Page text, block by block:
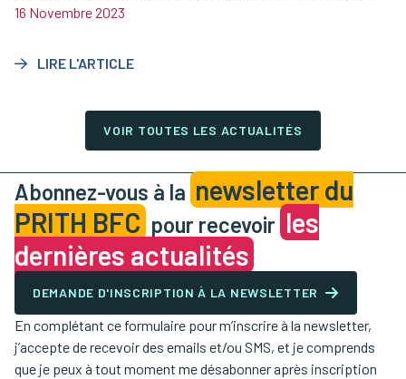
informer et sensibiliser sur l’opportunité que représente
16 Novembre 2023
LIRE L'ARTICLE
VOIR TOUTES LES ACTUALITÉS
Abonnez-vous à la newsletter du
PRITH BFC pour recevoir les
dernières actualités
DEMANDE D'INSCRIPTION À LA NEWSLETTER
En complétant ce formulaire pour m’inscrire à la newsletter,
j’accepte de recevoir des emails et/ou SMS, et je comprends
que je peux à tout moment me désabonner après inscription